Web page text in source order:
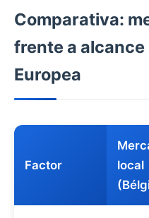
Comparativa:
frente a alcance
Europea
Factor
local